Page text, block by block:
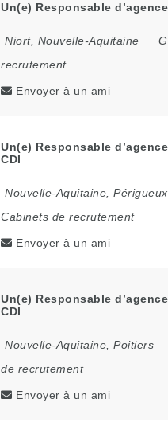
Un(e) Responsable
Niort, Nouvelle-Aquitaine
recrutement
Envoyer à un ami
Un(e) Responsable
CDI
Nouvelle-Aquitaine, Périgueux
Cabinets de recrutement
Envoyer à un ami
Un(e) Responsable
CDI
Nouvelle-Aquitaine, Poitiers
de recrutement
Envoyer à un ami